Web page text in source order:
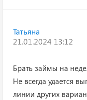
Татьяна
21.01.2024 13:12
Брать займы на
Не всегда удается
линии других